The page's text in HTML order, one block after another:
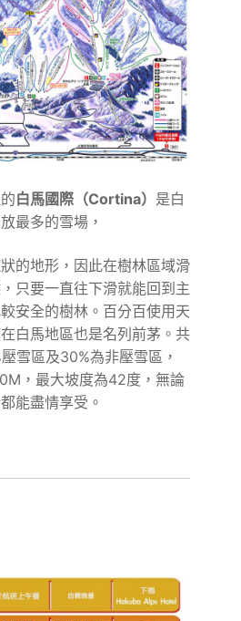
白馬國際（Cortina） 是白
最多的雪場，
的地形，因此在樹林區域滑
只要一直往下滑就能回到主
安全的樹林。百分百使用天
白馬地區也是名列前茅。共
雪區及30%為非壓雪區，
，最大坡度為42度，無論
能盡情享受。